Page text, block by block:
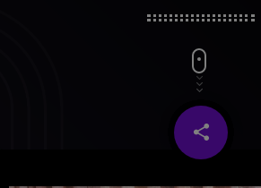
share
email